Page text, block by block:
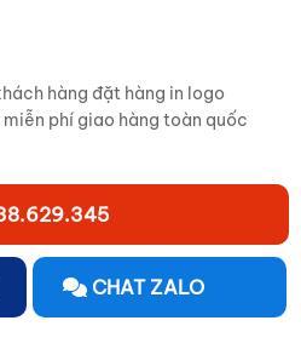
hàng đặt hàng in logo
phí giao hàng toàn quốc
CHAT ZALO